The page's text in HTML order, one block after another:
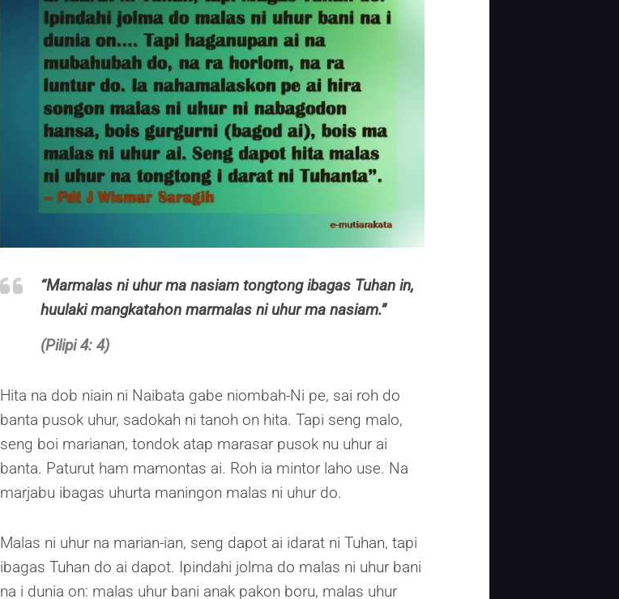
“Marmalas ni uhur ma nasiam tongtong ibagas Tuhan in,
huulaki mangkatahon marmalas ni uhur ma nasiam.”
(Pilipi 4: 4)
Hita na dob niain ni Naibata gabe niombah-Ni pe, sai roh do
banta pusok uhur, sadokah ni tanoh on hita. Tapi seng malo,
seng boi marianan, tondok atap marasar pusok nu uhur ai
banta. Paturut ham mamontas ai. Roh ia mintor laho use. Na
marjabu ibagas uhurta maningon malas ni uhur do.
Malas ni uhur na marian-ian, seng dapot ai idarat ni Tuhan, tapi
ibagas Tuhan do ai dapot. Ipindahi jolma do malas ni uhur bani
na i dunia on: malas uhur bani anak pakon boru, malas uhur